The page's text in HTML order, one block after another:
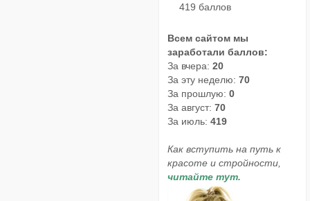
419 баллов
Всем сайтом мы
заработали баллов:
За вчера: 20
За эту неделю: 70
За прошлую: 0
За август: 70
За июль: 419
Как вступить на путь к
красоте и стройности,
читайте тут.